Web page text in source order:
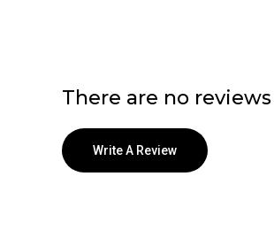
There are no
Write A Review